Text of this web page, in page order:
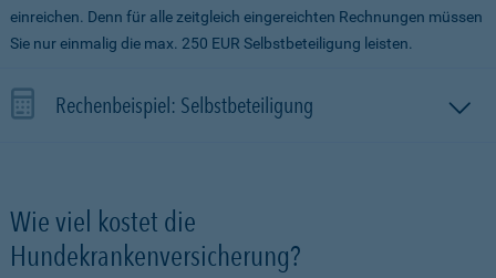
einreichen. Denn für alle zeitgleich eingereichten Rechnungen müssen
Sie nur einmalig die max. 250 EUR Selbstbeteiligung leisten.
Rechenbeispiel: Selbstbeteiligung
Wie viel kostet die
Hundekrankenversicherung?